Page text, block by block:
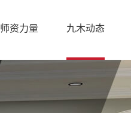
师资力量 九木动态